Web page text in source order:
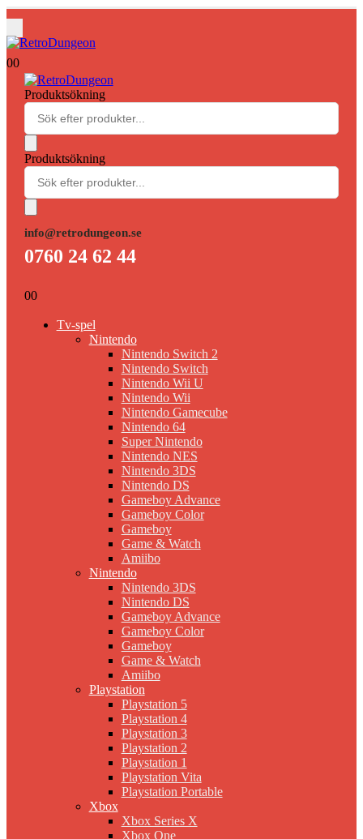
00
Produktsökning
Produktsökning
info@retrodungeon.se
0760 24 62 44
00
Tv-spel
Nintendo
Nintendo Switch 2
Nintendo Switch
Nintendo Wii U
Nintendo Wii
Nintendo Gamecube
Nintendo 64
Super Nintendo
Nintendo NES
Nintendo 3DS
Nintendo DS
Gameboy Advance
Gameboy Color
Gameboy
Game & Watch
Amiibo
Nintendo
Nintendo 3DS
Nintendo DS
Gameboy Advance
Gameboy Color
Gameboy
Game & Watch
Amiibo
Playstation
Playstation 5
Playstation 4
Playstation 3
Playstation 2
Playstation 1
Playstation Vita
Playstation Portable
Xbox
Xbox Series X
Xbox One